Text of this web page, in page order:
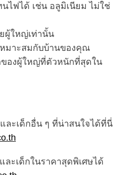
ไฟได้ เช่น อลูมิเนียม ไม่ใช่
ผู้ใหญ่เท่านั้น
มาะสมกับบ้านของคุณ
ของผู้ใหญ่ที่ตัวหนักที่สุดใน
ละเด็กอื่น ๆ ที่น่าสนใจได้ที่นี่
ะเด็กในราคาสุดพิเศษได้